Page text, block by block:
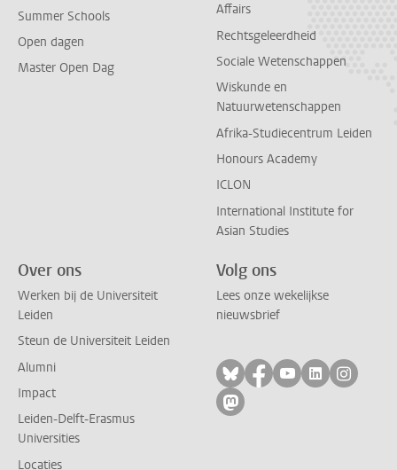
Summer Schools
Open dagen
Master Open Dag
Affairs
Rechtsgeleerdheid
Sociale Wetenschappen
Wiskunde en
Natuurwetenschappen
Afrika-Studiecentrum Leiden
Honours Academy
ICLON
International Institute for
Asian Studies
Over ons
Werken bij de Universiteit
Leiden
Steun de Universiteit Leiden
Alumni
Impact
Leiden-Delft-Erasmus
Universities
Locaties
Volg ons
Lees onze wekelijkse
nieuwsbrief
Volg ons op bluesky
Volg ons op
Volg ons op
Volg ons
Volg
Volg ons op mastodon